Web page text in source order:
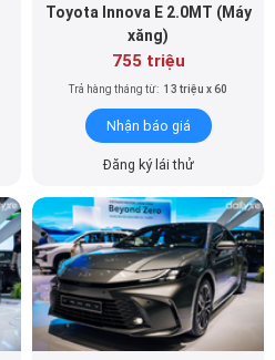
Toyota Innova E 2.0MT (Máy
xăng)
755 triệu
Trả hàng tháng từ: 13 triệu x 60
Nhận báo giá
Đăng ký lái thử